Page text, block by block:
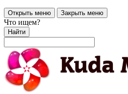
Открыть меню Закрыть меню
Что ищем?
Найти